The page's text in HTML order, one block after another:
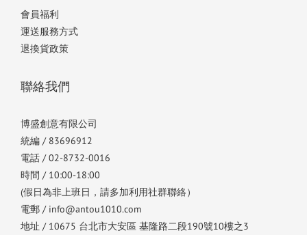
會員福利
運送服務方式
退換貨政策
聯絡我們
博盛創意有限公司
統編 / 83696912
電話 / 02-8732-0016
時間 / 10:00-18:00
(假日為非上班日，請多加利用社群聯絡）
電郵 / info@antou1010.com
地址 / 10675 台北市大安區 基隆路二段190號10樓之3